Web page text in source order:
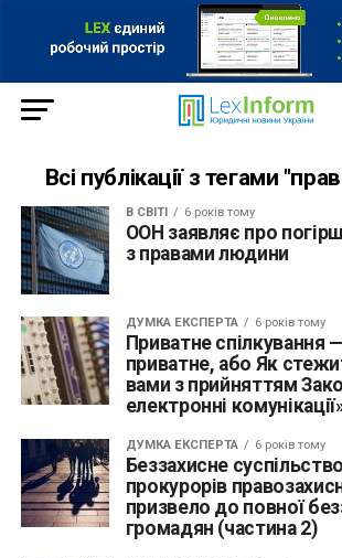
Всі публікації з тегами
В СВІТІ 6 років тому
ООН заявляє про
з правами людини
ДУМКА ЕКСПЕРТА 6 років тому
Приватне спілкування
приватне, або Як
вами з прийняттям
електронні
ДУМКА ЕКСПЕРТА 6 років тому
Беззахисне
прокурорів
призвело до повної
громадян (частина 2)